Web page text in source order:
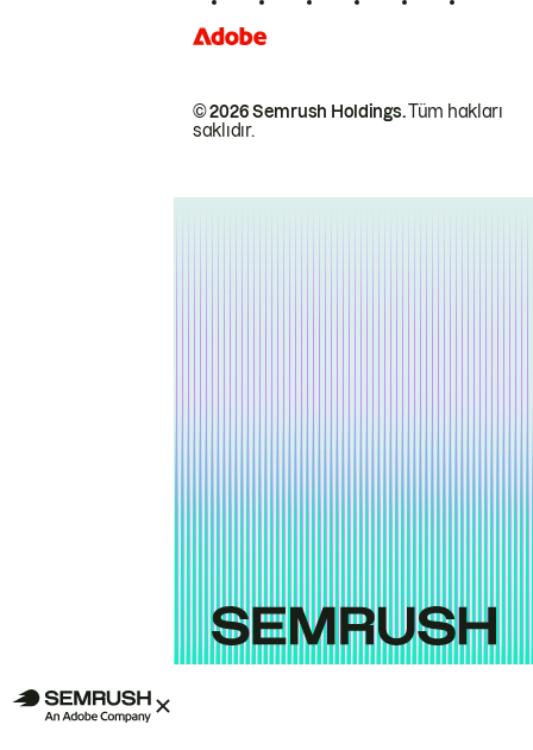
© 2026 Semrush Holdings.Tüm hakları
saklıdır.